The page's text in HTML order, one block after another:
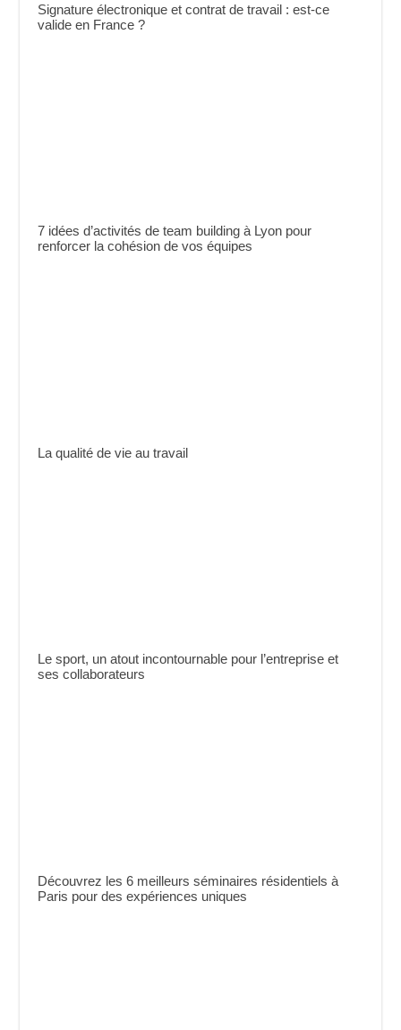
Signature électronique et contrat de travail : est-ce
valide en France ?
7 idées d’activités de team building à Lyon pour
renforcer la cohésion de vos équipes
La qualité de vie au travail
Le sport, un atout incontournable pour l’entreprise et
ses collaborateurs
Découvrez les 6 meilleurs séminaires résidentiels à
Paris pour des expériences uniques